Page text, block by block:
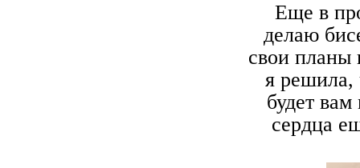
Еще в
делаю
свои планы
я решила,
будет
сердца